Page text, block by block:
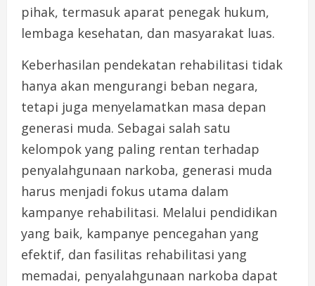
pihak, termasuk aparat penegak hukum,
lembaga kesehatan, dan masyarakat luas.
Keberhasilan pendekatan rehabilitasi tidak
hanya akan mengurangi beban negara,
tetapi juga menyelamatkan masa depan
generasi muda. Sebagai salah satu
kelompok yang paling rentan terhadap
penyalahgunaan narkoba, generasi muda
harus menjadi fokus utama dalam
kampanye rehabilitasi. Melalui pendidikan
yang baik, kampanye pencegahan yang
efektif, dan fasilitas rehabilitasi yang
memadai, penyalahgunaan narkoba dapat